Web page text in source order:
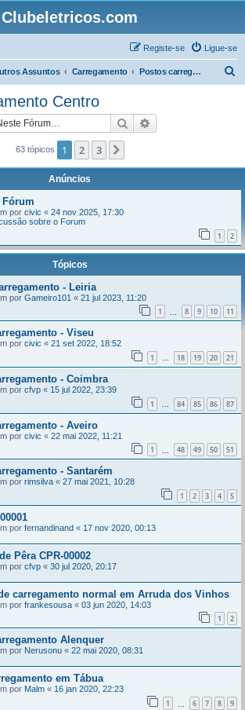
Clubeletricos.com
Ligue-se
Registe-se
Assuntos Carregamento Postos carregamento Centro
Centro
Pesquisar
63 tópicos 1 2 3
Anúncios
Fórum
por civic « 24 nov 2025, 17:30
sobre o Forum
1 2
Tópicos
- Leiria
por Gameiro101 « 21 jul 2023, 11:20
1 8 9 10 11
- Viseu
por civic « 21 set 2022, 18:52
1 ... 18 19 20 21
- Coimbra
por cfvp « 15 jul 2022, 23:39
1 ... 84 85 86 87
- Aveiro
por civic « 22 mai 2022, 11:21
1 48 49 50 51
- Santarém
por rimsilva « 27 mai 2021, 10:28
1 2 3 4 5
por fernandinand « 17 nov 2020, 00:13
Pêra CPR-00002
por cfvp « 30 jul 2020, 20:17
carregamento normal em Arruda dos Vinhos
por frankesousa « 03 jun 2020, 14:03
1 2
Alenquer
por Nerusonu « 22 mai 2020, 08:31
em Tábua
por Malm « 16 jan 2020, 22:23
1 6 7 8 9